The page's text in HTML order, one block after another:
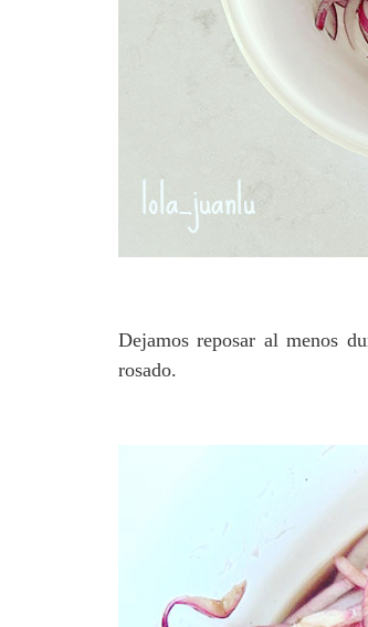
Dejamos reposar al menos
rosado.